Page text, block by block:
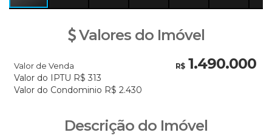
Valores do Imóvel
R$1.490.000
Valor de Venda
Valor do IPTU R$ 313
Valor do Condominio R$ 2.430
Descrição do Imóvel